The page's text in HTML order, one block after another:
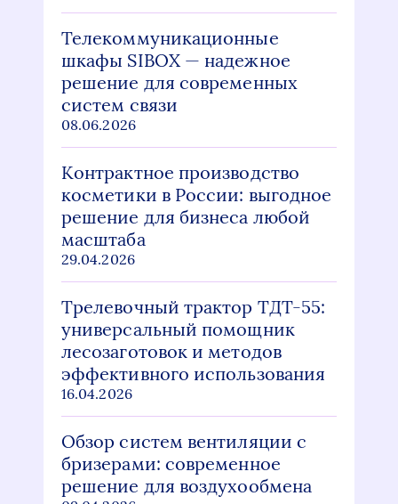
Телекоммуникационные
шкафы SIBOX — надежное
решение для современных
систем связи
08.06.2026
Контрактное производство
косметики в России: выгодное
решение для бизнеса любой
масштаба
29.04.2026
Трелевочный трактор ТДТ-55:
универсальный помощник
лесозаготовок и методов
эффективного использования
16.04.2026
Обзор систем вентиляции с
бризерами: современное
решение для воздухообмена